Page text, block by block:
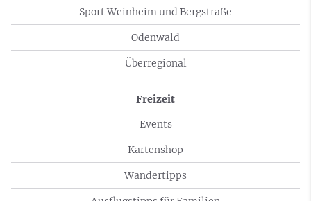
Sport Weinheim und Bergstraße
Odenwald
Überregional
Freizeit
Events
Kartenshop
Wandertipps